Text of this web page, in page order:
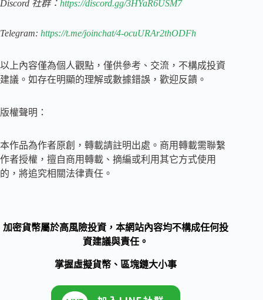
Discord 社群： https://discord.gg/3HYaR6USM7
Telegram: https://t.me/joinchat/4-ocuURAr2thODFh
以上內容僅為個人觀點，僅供參考、交流，不構成投資
建議。如存在明顯的理解或數據錯誤，歡迎反饋。
版權聲明：
本作品為作者原創，轉載請註明出處。商用轉載需聯繫
作者授權，擅自商用轉載、摘編或利用其它方式使用
的，將追究相關法律責任。
加密貨幣屬於高風險投資，本網站內容均不構成任何投
資建議與責任。
掌握虛擬貨幣、區塊鏈大小事